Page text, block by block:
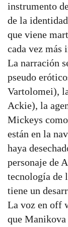
instrumento
de la
que viene
cada vez más
La narración
pseudo
Vartolomei),
Ackie), la
Mickeys
están en la
haya
personaje de
tecnología de
tiene un
La voz en off
que